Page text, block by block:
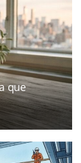
que